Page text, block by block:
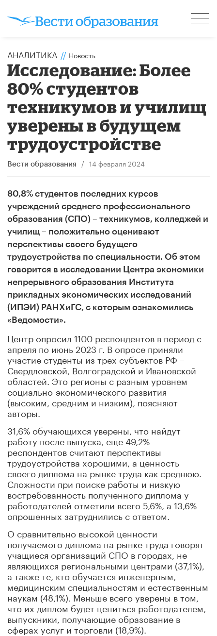
АНАЛИТИКА // Новость
Исследование: Более
80% студентов
техникумов и училищ
уверены в будущем
трудоустройстве
Вести образования / 14 февраля 2024
80,8% студентов последних курсов
учреждений среднего профессионального
образования (СПО) – техникумов, колледжей и
училищ – положительно оценивают
перспективы своего будущего
трудоустройства по специальности. Об этом
говорится в исследовании Центра экономики
непрерывного образования Института
прикладных экономических исследований
(ИПЭИ) РАНХиГС, с которым ознакомились
«Ведомости».
Центр опросил 1100 респондентов в период с
апреля по июнь 2023 г. В опросе приняли
участие студенты из трех субъектов РФ –
Свердловской, Волгоградской и Ивановской
областей. Это регионы с разным уровнем
социально-экономического развития
(высоким, средним и низким), поясняют
авторы.
31,6% обучающихся уверены, что найдут
работу после выпуска, еще 49,2%
респондентов считают перспективы
трудоустройства хорошими, а ценность
своего диплома на рынке труда как среднюю.
Сложности при поиске работы и низкую
востребованность полученного диплома у
работодателей отметили всего 5,6%, а 13,6%
опрошенных затруднились с ответом.
О сравнительно высокой ценности
получаемого диплома на рынке труда говорят
учащиеся организаций СПО в городах, не
являющихся региональными центрами (37,1%),
а также те, кто обучается инженерным,
медицинским специальностям и естественным
наукам (48,1%). Меньше всего уверены в том,
что их диплом будет цениться работодателем,
выпускники, получающие образование в
сферах услуг и торговли (18,9%).